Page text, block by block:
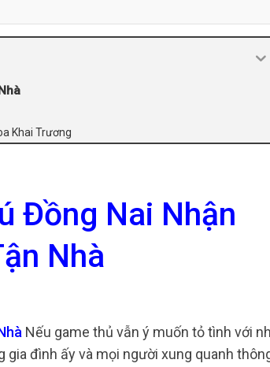
Khai Trương
Đồng Nai Nhận
Nhà
Nếu game thủ vẫn ý muốn tỏ tình với
đình ấy và mọi người xung quanh